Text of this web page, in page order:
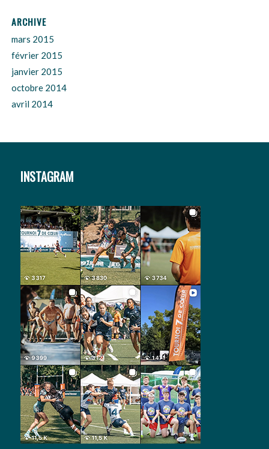
ARCHIVE
mars 2015
février 2015
janvier 2015
octobre 2014
avril 2014
INSTAGRAM